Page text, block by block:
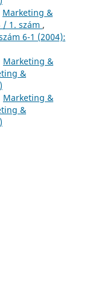
Marketing &
/ 1. szám ,
6-1 (2004):
Marketing &
&
Marketing &
&